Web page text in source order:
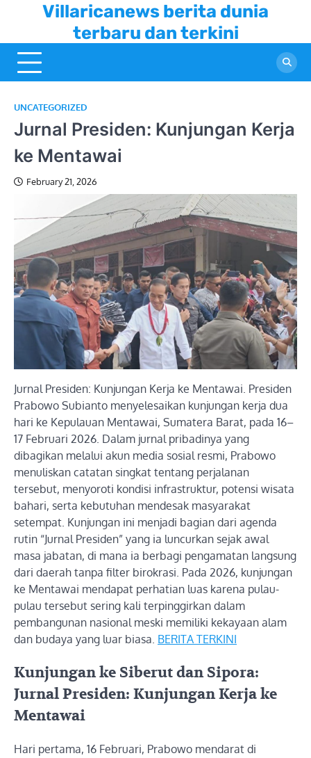
content
Villaricanews berita dunia
terbaru dan terkini
UNCATEGORIZED
Jurnal Presiden: Kunjungan Kerja
ke Mentawai
February 21, 2026
Jurnal Presiden: Kunjungan Kerja ke Mentawai. Presiden
Prabowo Subianto menyelesaikan kunjungan kerja dua
hari ke Kepulauan Mentawai, Sumatera Barat, pada 16–
17 Februari 2026. Dalam jurnal pribadinya yang
dibagikan melalui akun media sosial resmi, Prabowo
menuliskan catatan singkat tentang perjalanan
tersebut, menyoroti kondisi infrastruktur, potensi wisata
bahari, serta kebutuhan mendesak masyarakat
setempat. Kunjungan ini menjadi bagian dari agenda
rutin “Jurnal Presiden” yang ia luncurkan sejak awal
masa jabatan, di mana ia berbagi pengamatan langsung
dari daerah tanpa filter birokrasi. Pada 2026, kunjungan
ke Mentawai mendapat perhatian luas karena pulau-
pulau tersebut sering kali terpinggirkan dalam
pembangunan nasional meski memiliki kekayaan alam
dan budaya yang luar biasa. BERITA TERKINI
Kunjungan ke Siberut dan Sipora:
Jurnal Presiden: Kunjungan Kerja ke
Mentawai
Hari pertama, 16 Februari, Prabowo mendarat di